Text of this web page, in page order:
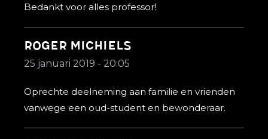
Bedankt voor alles professor!
Roger Michiels
25 januari 2019 - 20:05
Oprechte deelneming aan familie en vrienden
vanwege een oud-student en bewonderaar.